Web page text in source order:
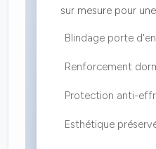
sur mesure pour
Blindage porte
Renforcement
Protection anti-
Esthétique